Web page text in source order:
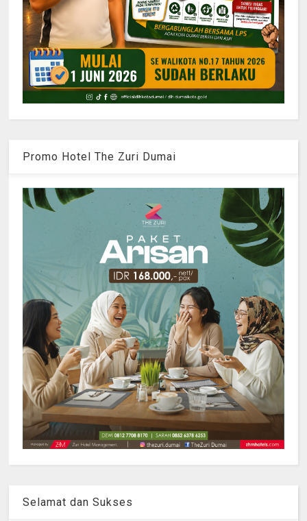
Promo Hotel The Zuri Dumai
Selamat dan Sukses